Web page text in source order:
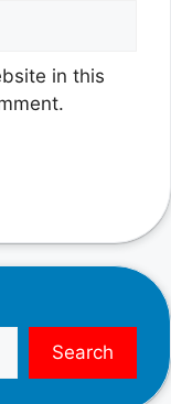
in this
Search